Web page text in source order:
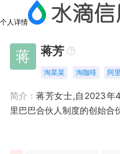
个人详情
蒋 蒋芳
淘菜菜 淘咖啡 阿
简介： 蒋芳女士,自2023年
里巴巴合伙人制度的创始合